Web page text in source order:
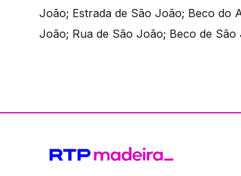
João; Estrada de São João; Beco do
João; Rua de São João; Beco de